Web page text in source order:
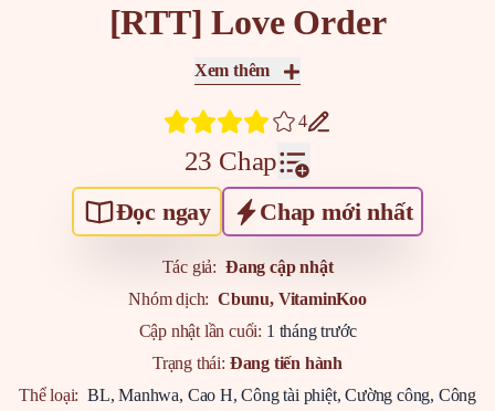
[RTT] Love Order
Xem thêm
4
23 Chap
Đọc ngay Chap mới nhất
Tác giả: Đang cập nhật
Nhóm dịch: Cbunu, VitaminKoo
Cập nhật lần cuối: 1 tháng trước
Trạng thái: Đang tiến hành
Thể loại: BL,Manhwa, Cao H,Công tài phiệt,Cường công, Công